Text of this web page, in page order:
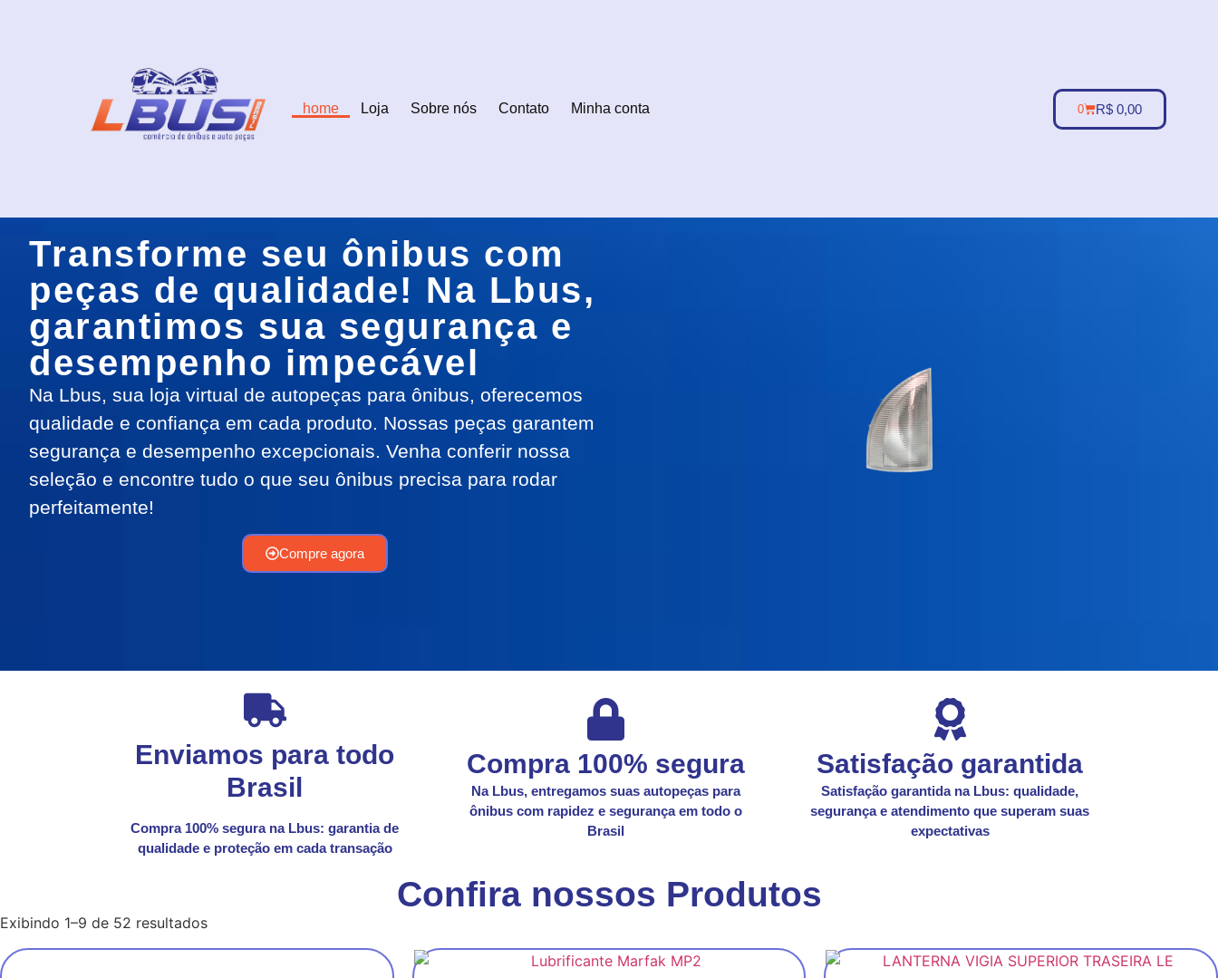
home Loja Sobre nós Contato Minha conta R$ 0,00
0
Transforme seu ônibus com
peças de qualidade! Na Lbus,
garantimos sua segurança e
desempenho impecável
Na Lbus, sua loja virtual de autopeças para ônibus, oferecemos
qualidade e confiança em cada produto. Nossas peças garantem
segurança e desempenho excepcionais. Venha conferir nossa
seleção e encontre tudo o que seu ônibus precisa para rodar
perfeitamente!
Compre agora
Enviamos para todo
Brasil
Compra 100% segura na Lbus: garantia de
qualidade e proteção em cada transação
Compra 100% segura
Na Lbus, entregamos suas autopeças para
ônibus com rapidez e segurança em todo o
Brasil
Satisfação garantida
Satisfação garantida na Lbus: qualidade,
segurança e atendimento que superam suas
expectativas
Confira nossos Produtos
Exibindo 1–9 de 52 resultados